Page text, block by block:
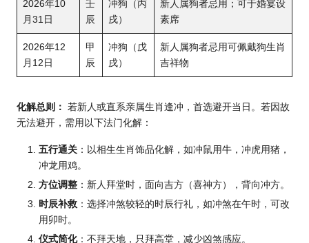
2026年10
月31日
壬
辰
冲狗（丙
戌）
新人属狗者忌用；可于婚宴设
素席
2026年12
月12日
甲
辰
冲狗（戊
戌）
新人属狗者忌用可佩戴狗生肖
吉祥物
化解总则： 若新人或直系亲属生肖逢冲，首选避开当日。若因故
无法避开，需用以下法门化解：
五行通关 ：以相生生肖饰品化解，如冲鼠用牛，冲虎用猪，
冲龙用鸡。
方位调整 ：新人拜堂时，面向吉方（喜神方），背向冲方。
时辰补救 ：选择冲煞较轻的时辰行礼，如冲煞在午时，可改
用卯时。
仪式简化：不拜天地，只拜高堂，减少凶煞感应。